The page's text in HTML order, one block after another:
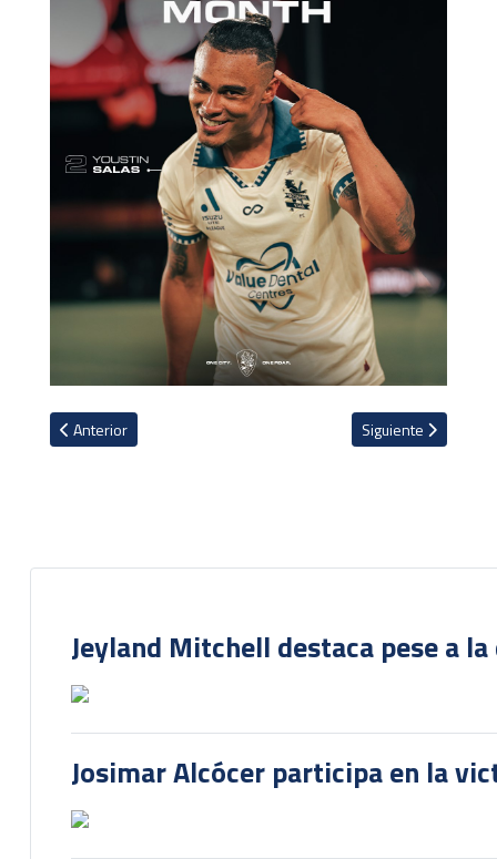
Artículo anterior: Jeyland Mitchell protagonista en derrota del
Anterior Artículo siguiente:
Siguiente
Jeyland Mitchell destaca pese a
Josimar Alcócer participa en la